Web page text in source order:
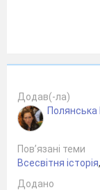
Додав(-ла)
Полянська
Пов’язані теми
Всесвітня історія,
Додано